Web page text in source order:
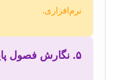
نرم‌افزاری.
۵. نگارش فصول پایان‌نامه